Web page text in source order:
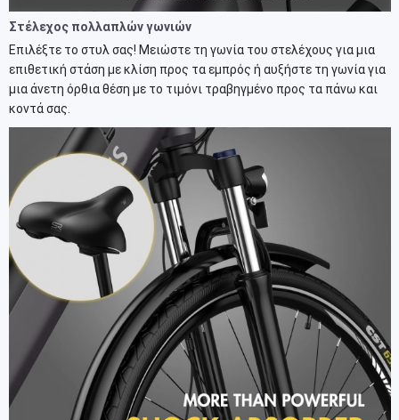
Στέλεχος πολλαπλών γωνιών
Επιλέξτε το στυλ σας! Μειώστε τη γωνία του στελέχους για μια
επιθετική στάση με κλίση προς τα εμπρός ή αυξήστε τη γωνία για
μια άνετη όρθια θέση με το τιμόνι τραβηγμένο προς τα πάνω και
κοντά σας.